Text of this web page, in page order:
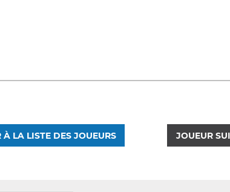
À LA LISTE DES JOUEURS JOUEUR